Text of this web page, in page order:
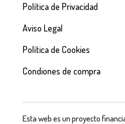
Política de Privacidad
Aviso Legal
Política de Cookies
Condiones de compra
Esta web es un proyecto